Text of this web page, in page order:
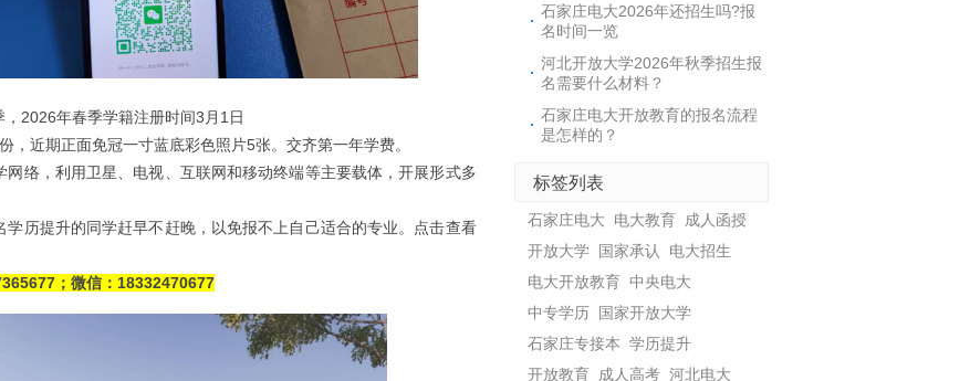
2026年春季学籍注册时间3月1日
，近期正面免冠一寸蓝底彩色照片5张。交齐第一年学费。
络，利用卫星、电视、互联网和移动终端等主要载体，开展形式多
历提升的同学赶早不赶晚，以免报不上自己适合的专业。点击查看
；微信：18332470677
石家庄电大2026年还招生吗?报
名时间一览
河北开放大学2026年秋季招生报
名需要什么材料？
石家庄电大开放教育的报名流程
是怎样的？
标签列表
石家庄电大 电大教育 成人函授
开放大学
国家承认
电大招生
电大开放教育 中央电大
中专学历
国家开放大学
石家庄专接本 学历提升
开放教育 成人高考 河北电大